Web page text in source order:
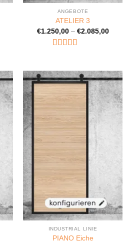
ANGEBOTE
ATELIER 3
€1.250,00– €2.085,00
INDUSTRIAL LINIE
PIANO Eiche